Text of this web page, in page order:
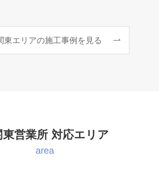
東エリアの施工事例を見る
東営業所 対応エリア
area